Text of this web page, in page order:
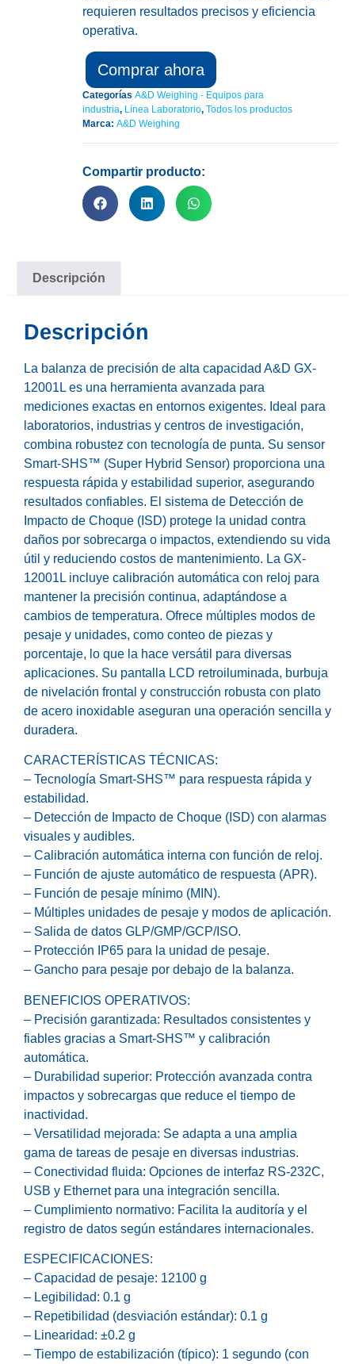
requieren resultados precisos y eficiencia
operativa.
Comprar ahora
Categorías A&D Weighing - Equipos para
industria, Línea Laboratorio, Todos los productos
Marca: A&D Weighing
Compartir producto:
Descripción
Descripción
La balanza de precisión de alta capacidad A&D GX-
12001L es una herramienta avanzada para
mediciones exactas en entornos exigentes. Ideal para
laboratorios, industrias y centros de investigación,
combina robustez con tecnología de punta. Su sensor
Smart-SHS™ (Super Hybrid Sensor) proporciona una
respuesta rápida y estabilidad superior, asegurando
resultados confiables. El sistema de Detección de
Impacto de Choque (ISD) protege la unidad contra
daños por sobrecarga o impactos, extendiendo su vida
útil y reduciendo costos de mantenimiento. La GX-
12001L incluye calibración automática con reloj para
mantener la precisión continua, adaptándose a
cambios de temperatura. Ofrece múltiples modos de
pesaje y unidades, como conteo de piezas y
porcentaje, lo que la hace versátil para diversas
aplicaciones. Su pantalla LCD retroiluminada, burbuja
de nivelación frontal y construcción robusta con plato
de acero inoxidable aseguran una operación sencilla y
duradera.
CARACTERÍSTICAS TÉCNICAS:
– Tecnología Smart-SHS™ para respuesta rápida y
estabilidad.
– Detección de Impacto de Choque (ISD) con alarmas
visuales y audibles.
– Calibración automática interna con función de reloj.
– Función de ajuste automático de respuesta (APR).
– Función de pesaje mínimo (MIN).
– Múltiples unidades de pesaje y modos de aplicación.
– Salida de datos GLP/GMP/GCP/ISO.
– Protección IP65 para la unidad de pesaje.
– Gancho para pesaje por debajo de la balanza.
BENEFICIOS OPERATIVOS:
– Precisión garantizada: Resultados consistentes y
fiables gracias a Smart-SHS™ y calibración
automática.
– Durabilidad superior: Protección avanzada contra
impactos y sobrecargas que reduce el tiempo de
inactividad.
– Versatilidad mejorada: Se adapta a una amplia
gama de tareas de pesaje en diversas industrias.
– Conectividad fluida: Opciones de interfaz RS-232C,
USB y Ethernet para una integración sencilla.
– Cumplimiento normativo: Facilita la auditoría y el
registro de datos según estándares internacionales.
ESPECIFICACIONES:
– Capacidad de pesaje: 12100 g
– Legibilidad: 0.1 g
– Repetibilidad (desviación estándar): 0.1 g
– Linearidad: ±0.2 g
– Tiempo de estabilización (típico): 1 segundo (con